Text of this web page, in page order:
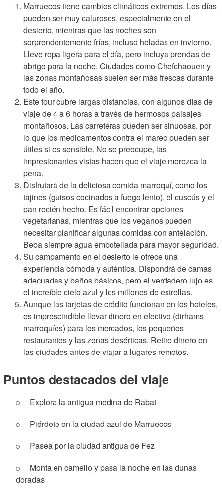
Marruecos tiene cambios climáticos extremos. Los días
pueden ser muy calurosos, especialmente en el
desierto, mientras que las noches son
sorprendentemente frías, incluso heladas en invierno.
Lleve ropa ligera para el día, pero incluya prendas de
abrigo para la noche. Ciudades como Chefchaouen y
las zonas montañosas suelen ser más frescas durante
todo el año.
Este tour cubre largas distancias, con algunos días de
viaje de 4 a 6 horas a través de hermosos paisajes
montañosos. Las carreteras pueden ser sinuosas, por
lo que los medicamentos contra el mareo pueden ser
útiles si es sensible. No se preocupe, las
impresionantes vistas hacen que el viaje merezca la
pena.
Disfrutará de la deliciosa comida marroquí, como los
tajines (guisos cocinados a fuego lento), el cuscús y el
pan recién hecho. Es fácil encontrar opciones
vegetarianas, mientras que los veganos pueden
necesitar planificar algunas comidas con antelación.
Beba siempre agua embotellada para mayor seguridad.
Su campamento en el desierto le ofrece una
experiencia cómoda y auténtica. Dispondrá de camas
adecuadas y baños básicos, pero el verdadero lujo es
el increíble cielo azul y los millones de estrellas.
Aunque las tarjetas de crédito funcionan en los hoteles,
es imprescindible llevar dinero en efectivo (dirhams
marroquíes) para los mercados, los pequeños
restaurantes y las zonas desérticas. Retire dinero en
las ciudades antes de viajar a lugares remotos.
Puntos destacados del viaje
Explora la antigua medina de Rabat
Piérdete en la ciudad azul de Marruecos
Pasea por la ciudad antigua de Fez
Monta en camello y pasa la noche en las dunas
doradas